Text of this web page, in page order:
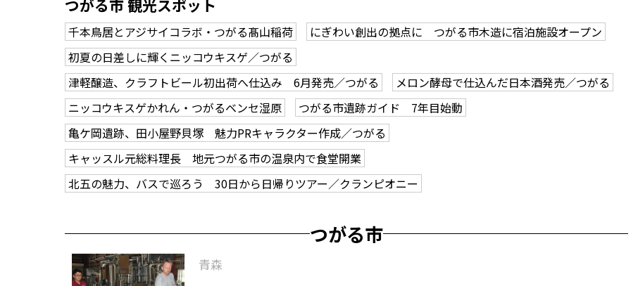
つがる市 観光スポット
千本鳥居とアジサイコラボ・つがる髙山稲荷
にぎわい創出の拠点に つがる市木造に宿泊施設オープン
初夏の日差しに輝くニッコウキスゲ／つがる
津軽醸造、クラフトビール初出荷へ仕込み 6月発売／つがる
メロン酵母で仕込んだ日本酒発売／つがる
ニッコウキスゲかれん・つがるベンセ湿原
つがる市遺跡ガイド 7年目始動
亀ケ岡遺跡、田小屋野貝塚 魅力PRキャラクター作成／つがる
キャッスル元総料理長 地元つがる市の温泉内で食堂開業
北五の魅力、バスで巡ろう 30日から日帰りツアー／クランピオニー
つがる市
青森